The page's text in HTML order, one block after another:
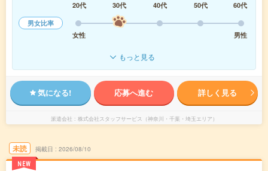
20代
30代 40代 50代
60代
男女比率
女性
男性
もっと見る
気になる! 応募へ進む 詳しく見る
派遣会社 株式会社スタッフサービス（神奈川・千葉・埼玉エリア）
未読
NEW
掲載日 2026/08/10